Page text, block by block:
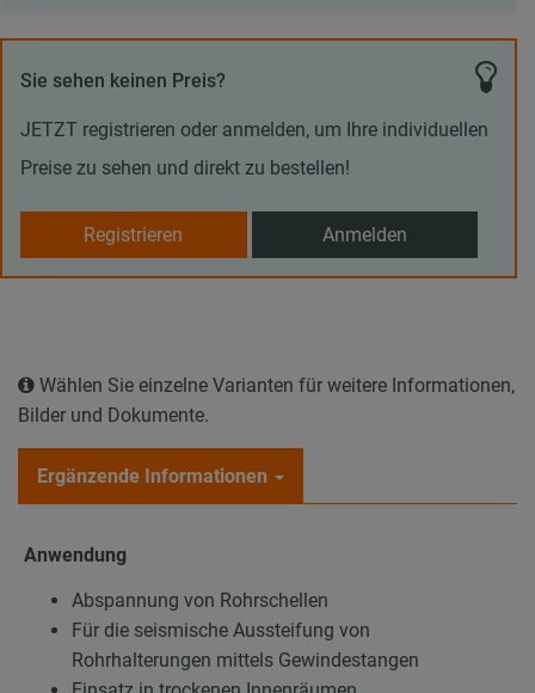
Sie sehen keinen Preis?
JETZT registrieren oder anmelden, um Ihre individuellen
Preise zu sehen und direkt zu bestellen!
Registrieren Anmelden
Wählen Sie einzelne Varianten für weitere Informationen,
Bilder und Dokumente.
Ergänzende Informationen
Anwendung
Abspannung von Rohrschellen
Für die seismische Aussteifung von
Rohrhalterungen mittels Gewindestangen